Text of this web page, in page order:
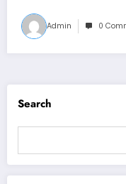
Admin 0
Search